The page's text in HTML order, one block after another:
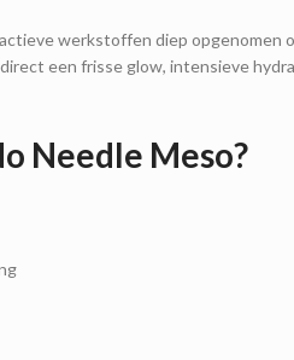
werkstoffen diep opgenomen
een frisse glow, intensieve
Needle Meso?